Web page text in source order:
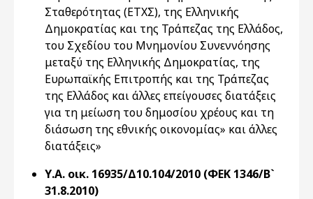
Σταθερότητας (ΕΤΧΣ), της Ελληνικής
Δημοκρατίας και της Τράπεζας της Ελλάδος,
του Σχεδίου του Μνημονίου Συνεννόησης
μεταξύ της Ελληνικής Δημοκρατίας, της
Ευρωπαϊκής Επιτροπής και της Τράπεζας
της Ελλάδος και άλλες επείγουσες διατάξεις
για τη μείωση του δημοσίου χρέους και τη
διάσωση της εθνικής οικονομίας» και άλλες
διατάξεις»
Υ.Α. οικ. 16935/Δ10.104/2010 (ΦΕΚ 1346/Β`
31.8.2010)